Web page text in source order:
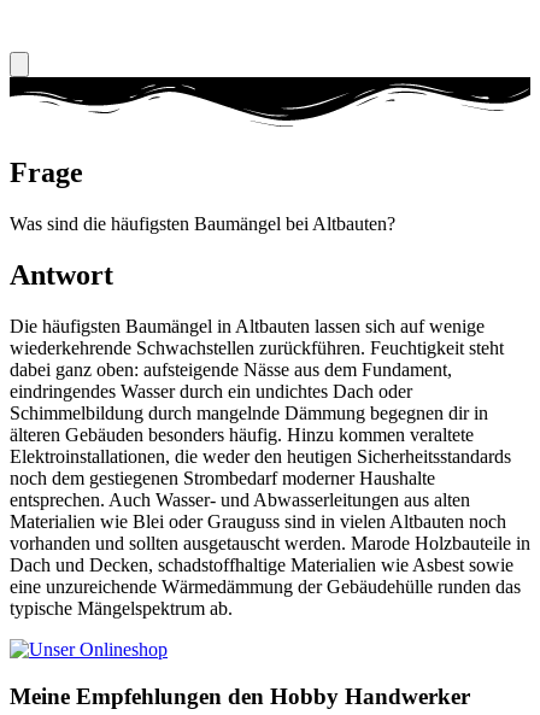
Frage
Was sind die häufigsten Baumängel bei Altbauten?
Antwort
Die häufigsten Baumängel in Altbauten lassen sich auf wenige
wiederkehrende Schwachstellen zurückführen. Feuchtigkeit steht
dabei ganz oben: aufsteigende Nässe aus dem Fundament,
eindringendes Wasser durch ein undichtes Dach oder
Schimmelbildung durch mangelnde Dämmung begegnen dir in
älteren Gebäuden besonders häufig. Hinzu kommen veraltete
Elektroinstallationen, die weder den heutigen Sicherheitsstandards
noch dem gestiegenen Strombedarf moderner Haushalte
entsprechen. Auch Wasser- und Abwasserleitungen aus alten
Materialien wie Blei oder Grauguss sind in vielen Altbauten noch
vorhanden und sollten ausgetauscht werden. Marode Holzbauteile in
Dach und Decken, schadstoffhaltige Materialien wie Asbest sowie
eine unzureichende Wärmedämmung der Gebäudehülle runden das
typische Mängelspektrum ab.
Meine Empfehlungen den Hobby Handwerker